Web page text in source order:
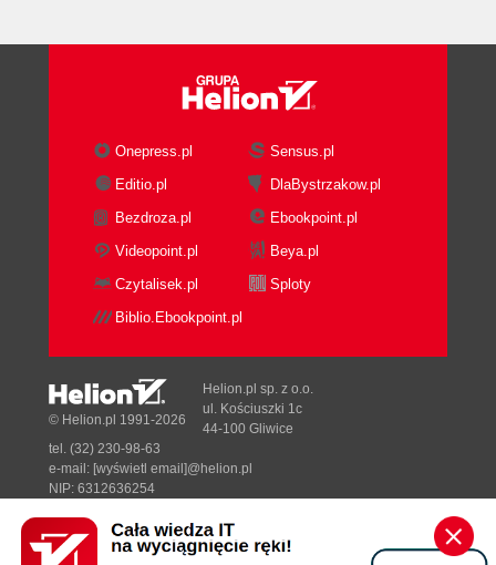
Onepress.pl
Sensus.pl
Editio.pl
DlaBystrzakow.pl
Bezdroza.pl
Ebookpoint.pl
Videopoint.pl
Beya.pl
Czytalisek.pl
Sploty
Biblio.Ebookpoint.pl
Designed with ♥ byTonik.pl
© Helion.pl 1991-2026
Helion.pl sp. z o.o.
ul. Kościuszki 1c
44-100 Gliwice
tel. (32) 230-98-63
e-mail: [wyświetl email]@helion.pl
NIP: 6312636254